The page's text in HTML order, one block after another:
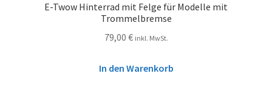
E-Twow Hinterrad mit Felge für Modelle mit
Trommelbremse
79,00 € inkl. MwSt.
In den Warenkorb